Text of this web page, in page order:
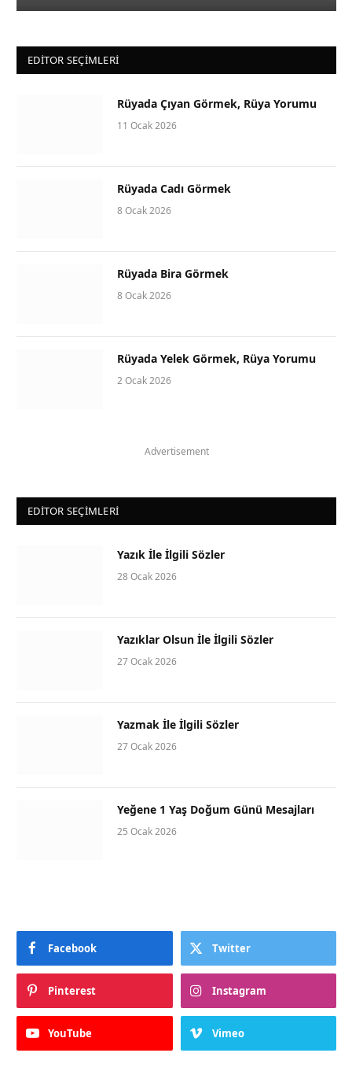
EDITOR SEÇIMLERI
Rüyada Çıyan Görmek, Rüya Yorumu
11 Ocak 2026
Rüyada Cadı Görmek
8 Ocak 2026
Rüyada Bira Görmek
8 Ocak 2026
Rüyada Yelek Görmek, Rüya Yorumu
2 Ocak 2026
Advertisement
EDITOR SEÇIMLERI
Yazık İle İlgili Sözler
28 Ocak 2026
Yazıklar Olsun İle İlgili Sözler
27 Ocak 2026
Yazmak İle İlgili Sözler
27 Ocak 2026
Yeğene 1 Yaş Doğum Günü Mesajları
25 Ocak 2026
Facebook Twitter
Pinterest Instagram
YouTube Vimeo